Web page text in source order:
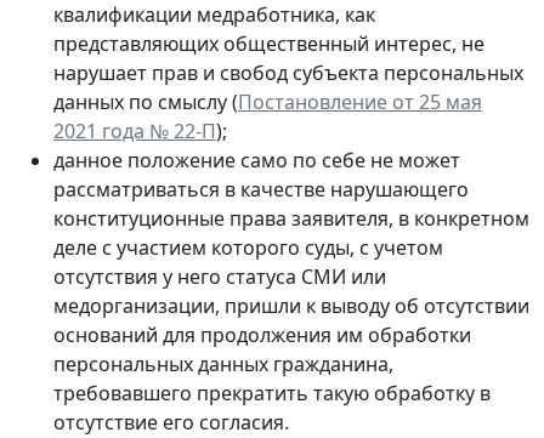
квалификации медработника, как
представляющих общественный интерес, не
нарушает прав и свобод субъекта персональных
данных по смыслу (Постановление от 25 мая
2021 года № 22-П);
данное положение само по себе не может
рассматриваться в качестве нарушающего
конституционные права заявителя, в конкретном
деле с участием которого суды, с учетом
отсутствия у него статуса СМИ или
медорганизации, пришли к выводу об отсутствии
оснований для продолжения им обработки
персональных данных гражданина,
требовавшего прекратить такую обработку в
отсутствие его согласия.